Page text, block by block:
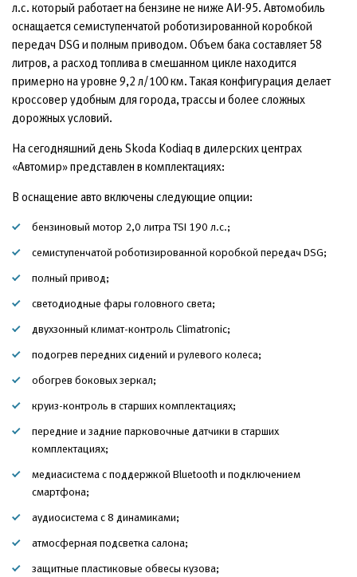
л.с. который работает на бензине не ниже АИ-95. Автомобиль
оснащается семиступенчатой роботизированной коробкой
передач DSG и полным приводом. Объем бака составляет 58
литров, а расход топлива в смешанном цикле находится
примерно на уровне 9,2 л/100 км. Такая конфигурация делает
кроссовер удобным для города, трассы и более сложных
дорожных условий.
На сегодняшний день Skoda Kodiaq в дилерских центрах
«Автомир» представлен в комплектациях:
В оснащение авто включены следующие опции:
бензиновый мотор 2,0 литра TSI 190 л.с.;
семиступенчатой роботизированной коробкой передач DSG;
полный привод;
светодиодные фары головного света;
двухзонный климат-контроль Climatronic;
подогрев передних сидений и рулевого колеса;
обогрев боковых зеркал;
круиз-контроль в старших комплектациях;
передние и задние парковочные датчики в старших
комплектациях;
медиасистема с поддержкой Bluetooth и подключением
смартфона;
аудиосистема с 8 динамиками;
атмосферная подсветка салона;
защитные пластиковые обвесы кузова;